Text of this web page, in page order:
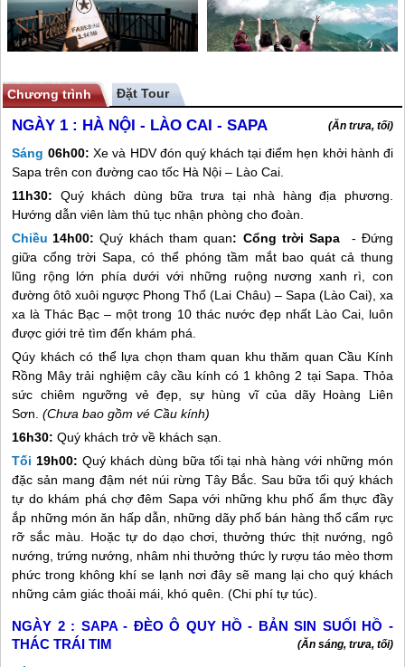
Chương trình
NGÀY 1 : HÀ NỘI - LÀO CAI - SAPA (Ăn trưa, tối)
Sáng 06h00: Xe và HDV đón quý khách tại điểm hẹn khởi hành đi
Sapa trên con đường cao tốc Hà Nội – Lào Cai.
11h30: Quý khách dùng bữa trưa tại nhà hàng địa phương.
Hướng dẫn viên làm thủ tục nhận phòng cho đoàn.
Chiều 14h00: Quý khách tham quan: Cổng trờiSapa - Đứng
giữa cổng trời Sapa , có thể phóng tầm mắt bao quát cả thung
lũng rộng lớn phía dưới với những ruộng nương xanh rì, con
đường ôtô xuôi ngược Phong Thổ (Lai Châu) – Sapa (Lào Cai), xa
xa là Thác Bạc – một trong 10 thác nước đẹp nhất Lào Cai, luôn
được giới trẻ tìm đến khám phá.
Qúy khách có thể lựa chọn tham quan khu thăm quan Cầu Kính
Rồng Mây trải nghiệm cây cầu kính có 1 không 2 tại Sapa . Thỏa
sức chiêm ngưỡng vẻ đẹp, sự hùng vĩ của dãy Hoàng Liên
Sơn.(Chưa bao gồm vé Cầu kính)
16h30: Quý khách trở về khách sạn.
Tối 19h00: Quý khách dùng bữa tối tại nhà hàng với những món
đặc sản mang đậm nét núi rừng Tây Bắc. Sau bữa tối quý khách
tự do khám phá chợ đêm Sapa với những khu phố ẩm thực đầy
ắp những món ăn hấp dẫn, những dãy phố bán hàng thổ cẩm rực
rỡ sắc màu. Hoặc tự do dạo chơi, thưởng thức thịt nướng, ngô
nướng, trứng nướng, nhâm nhi thưởng thức ly rượu táo mèo thơm
phức trong không khí se lạnh nơi đây sẽ mang lại cho quý khách
những cảm giác thoải mái, khó quên. (Chi phí tự túc).
NGÀY 2 : SAPA - ĐÈO Ô QUY HỒ - BẢN SIN SUỐI HỒ -
THÁC TRÁI TIM
(Ăn sáng, trưa, tối)